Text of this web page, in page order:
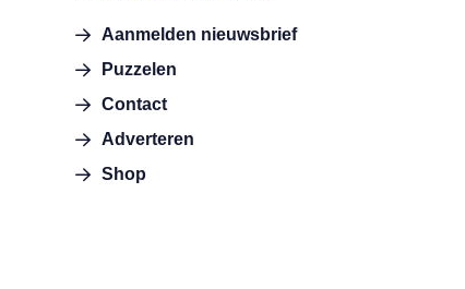
Aanmelden nieuwsbrief
Puzzelen
Contact
Adverteren
Shop